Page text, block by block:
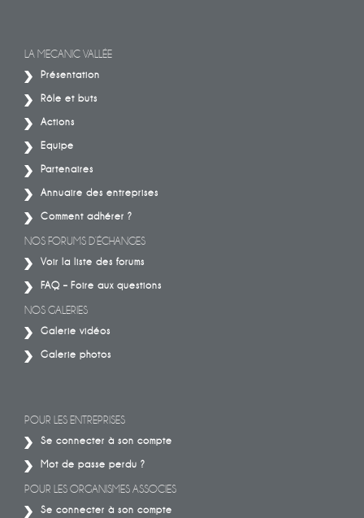
LA MECANIC VALLÉE
Présentation
Rôle et buts
Actions
Equipe
Partenaires
Annuaire des entreprises
Comment adhérer ?
NOS FORUMS D’ÉCHANGES
Voir la liste des forums
FAQ – Foire aux questions
NOS GALERIES
Galerie vidéos
Galerie photos
POUR LES ENTREPRISES
Se connecter à son compte
Mot de passe perdu ?
POUR LES ORGANISMES ASSOCIES
Se connecter à son compte